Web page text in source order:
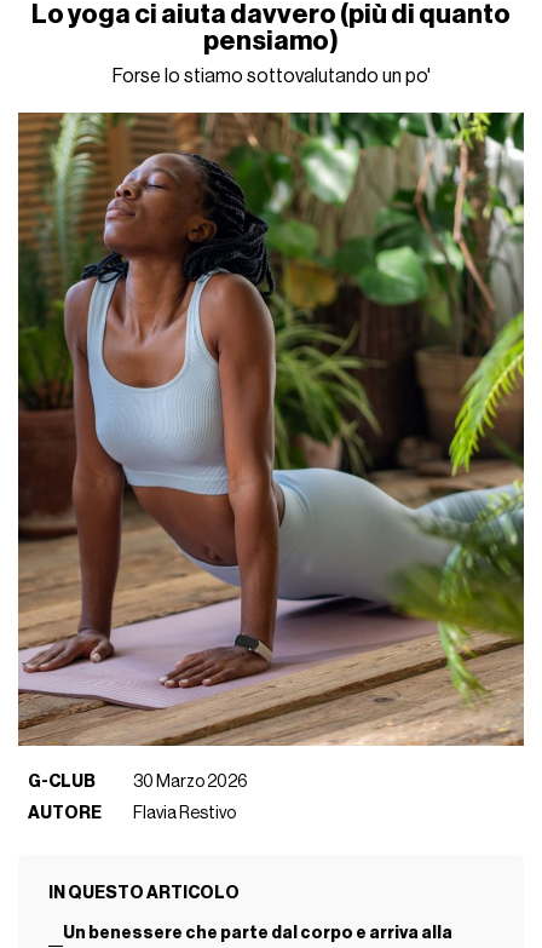
Lo yoga ci aiuta davvero (più di quanto
pensiamo)
Forse lo stiamo sottovalutando un po'
G-CLUB
30 Marzo 2026
AUTORE
Flavia Restivo
IN QUESTO ARTICOLO
Un benessere che parte dal corpo e arriva alla